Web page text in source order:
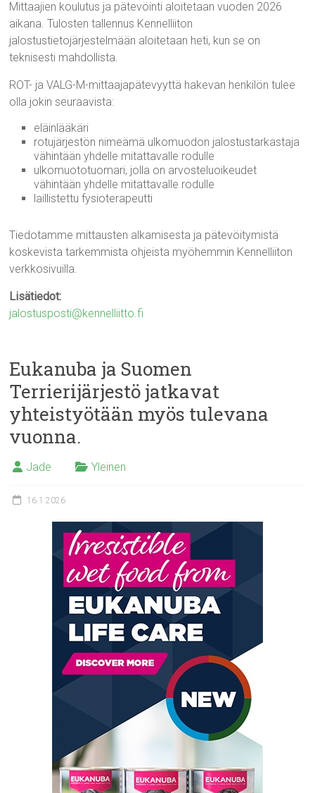
Mittaajien koulutus ja pätevöinti aloitetaan vuoden 2026
aikana. Tulosten tallennus Kennelliiton
jalostustietojärjestelmään aloitetaan heti, kun se on
teknisesti mahdollista.
ROT- ja VALG-M-mittaajapätevyyttä hakevan henkilön tulee
olla jokin seuraavista:
eläinlääkäri
rotujärjestön nimeämä ulkomuodon jalostustarkastaja
vähintään yhdelle mitattavalle rodulle
ulkomuototuomari, jolla on arvosteluoikeudet
vähintään yhdelle mitattavalle rodulle
laillistettu fysioterapeutti
Tiedotamme mittausten alkamisesta ja pätevöitymistä
koskevista tarkemmista ohjeista myöhemmin Kennelliiton
verkkosivuilla.
Lisätiedot:
jalostusposti@kennelliitto.fi
Eukanuba ja Suomen
Terrierijärjestö jatkavat
yhteistyötään myös tulevana
vuonna.
Jade Yleinen
16.1.2026